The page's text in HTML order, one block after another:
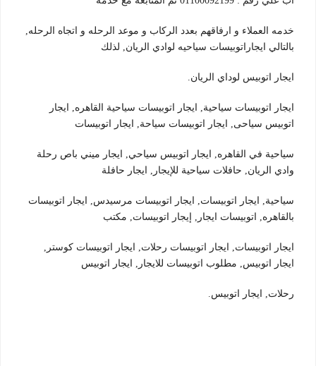
خدمه العملاء و ارفاقهم بعدد الركاب و موعد الرحله و اتجاه الرحله,
بالتالي ايجاراتوبيسات سياحيه لوادي الريان, لذلك
ايجار اتوبيس لوداي الريان.
ايجار اتوبيسات سياحية, ايجار اتوبيسات سياحية القاهره, ايجار
اتوبيس سياحى, ايجار اتوبيسات سياحة, ايجار اتوبيسات
سياحية في القاهره, ايجار اتوبيس سياحي, ايجار ميني باص رحلة
وادي الريان, حافلات سياحية للإيجار, ايجار حافلة
سياحية, ايجار اتوبيسات, ايجار اتوبيسات مرسيدس, ايجار اتوبيسات
بالقاهره, اتوبيسات ايجار, إيجار اتوبيسات, مكتب
ايجار اتوبيسات, ايجار اتوبيسات رحلات, ايجار اتوبيسات كوستر,
ايجار اتوبيس, مطلوب اتوبيسات للايجار, ايجار اتوبيس
رحلات, ايجار اتوبيس.